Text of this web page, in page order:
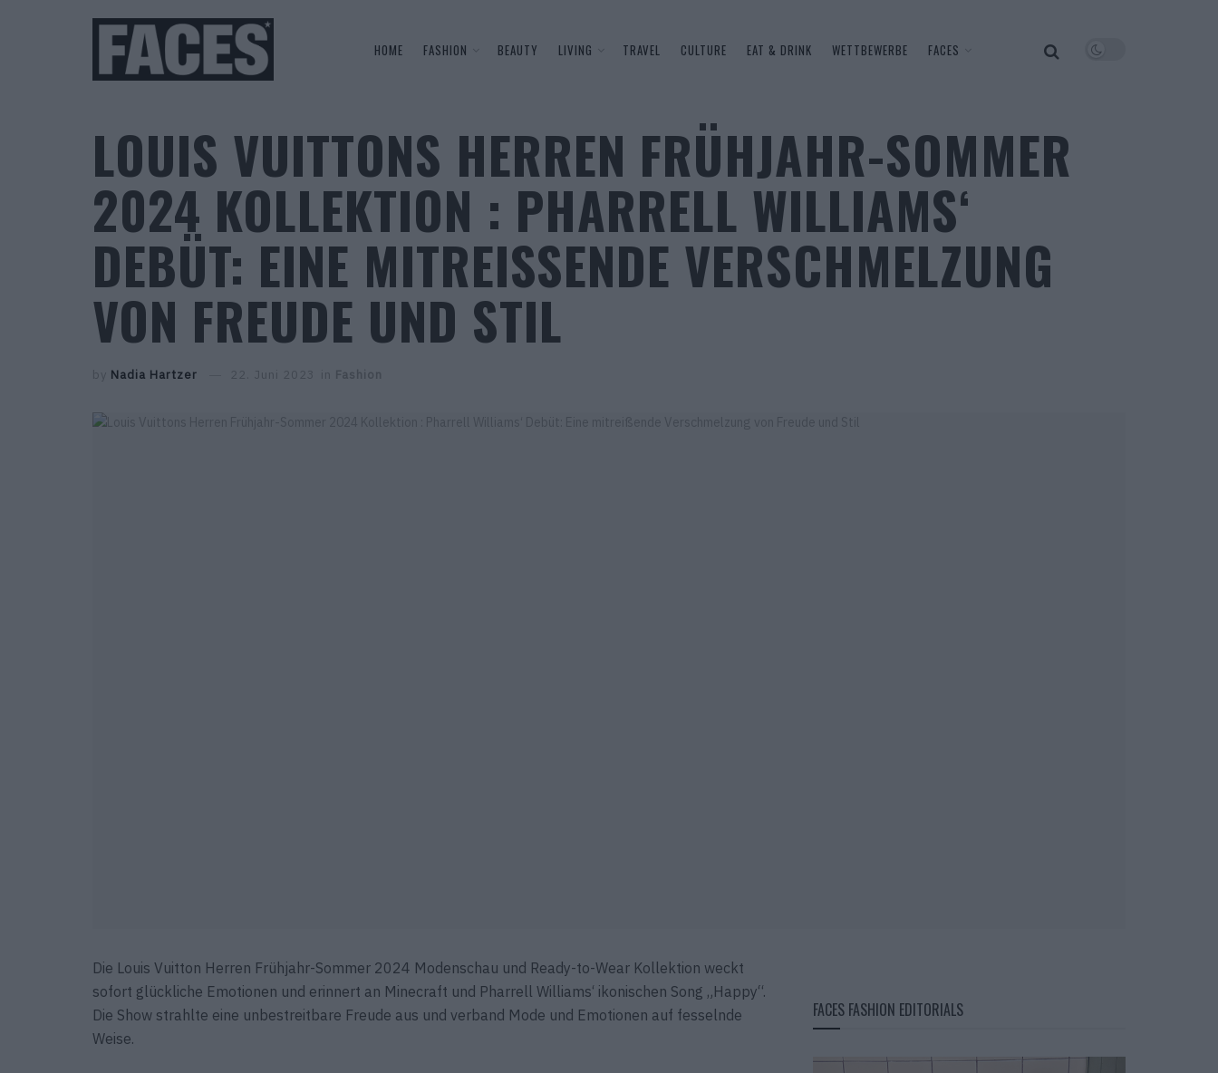
HOME FASHION BEAUTY LIVING TRAVEL CULTURE EAT & DRINK WETTBEWERBE FACES
LOUIS VUITTONS HERREN FRÜHJAHR-SOMMER
2024 KOLLEKTION : PHARRELL WILLIAMS‘
DEBÜT: EINE MITREISSENDE VERSCHMELZUNG V
ON FREUDE UND STIL
by Nadia Hartzer 22. Juni 2023 in Fashion
Die Louis Vuitton Herren Frühjahr-Sommer 2024 Modenschau und Ready-to-Wear Kollektion weckt
sofort glückliche Emotionen und erinnert an Minecraft und Pharrell Williams‘ ikonischen Song „Happy“.
Die Show strahlte eine unbestreitbare Freude aus und verband Mode und Emotionen auf fesselnde
Weise.
FACES FASHION EDITORIALS